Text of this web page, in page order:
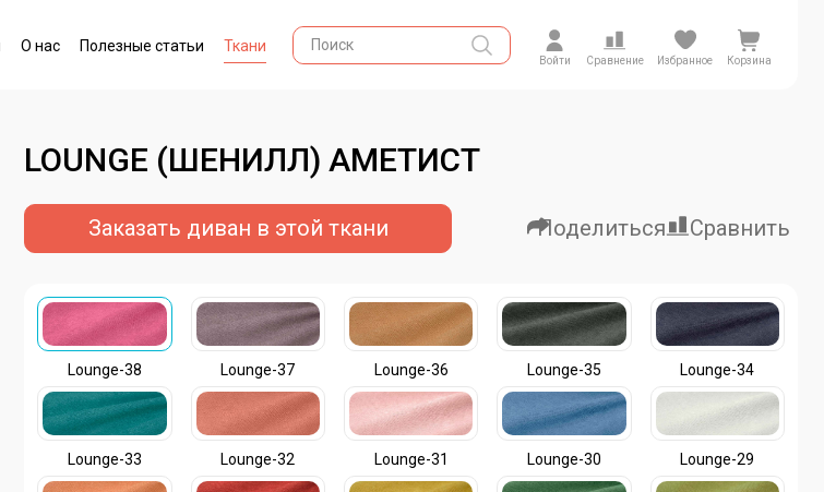
О нас Полезные статьи Ткани
Войти Сравнение Избранное Корзина
LOUNGE (ШЕНИЛЛ) АМЕТИСТ
Заказать диван в этой ткани Поделиться Сравнить
Lounge-38 Lounge-37 Lounge-36 Lounge-35 Lounge-34
Lounge-33 Lounge-32 Lounge-31 Lounge-30 Lounge-29